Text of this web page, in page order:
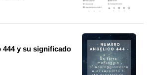
444 y su significado